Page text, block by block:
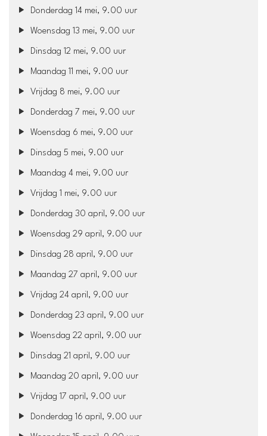
Donderdag 14 mei, 9.00 uur
Woensdag 13 mei, 9.00 uur
Dinsdag 12 mei, 9.00 uur
Maandag 11 mei, 9.00 uur
Vrijdag 8 mei, 9.00 uur
Donderdag 7 mei, 9.00 uur
Woensdag 6 mei, 9.00 uur
Dinsdag 5 mei, 9.00 uur
Maandag 4 mei, 9.00 uur
Vrijdag 1 mei, 9.00 uur
Donderdag 30 april, 9.00 uur
Woensdag 29 april, 9.00 uur
Dinsdag 28 april, 9.00 uur
Maandag 27 april, 9.00 uur
Vrijdag 24 april, 9.00 uur
Donderdag 23 april, 9.00 uur
Woensdag 22 april, 9.00 uur
Dinsdag 21 april, 9.00 uur
Maandag 20 april, 9.00 uur
Vrijdag 17 april, 9.00 uur
Donderdag 16 april, 9.00 uur